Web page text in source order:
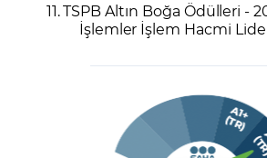
11. TSPB Altın Boğa Ödülleri -
İşlemler İşlem Hacmi